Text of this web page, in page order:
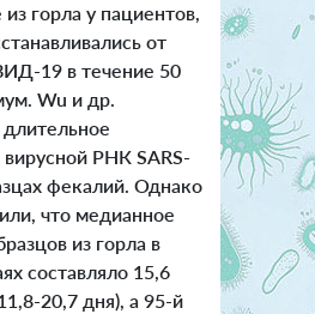
горла у пациентов,
от
19 в течение 50
Wu и др.
вирусной РНК SARS-
фекалий. Однако
что медианное
из горла в
составляло 15,6
20,7 дня), а 95-й